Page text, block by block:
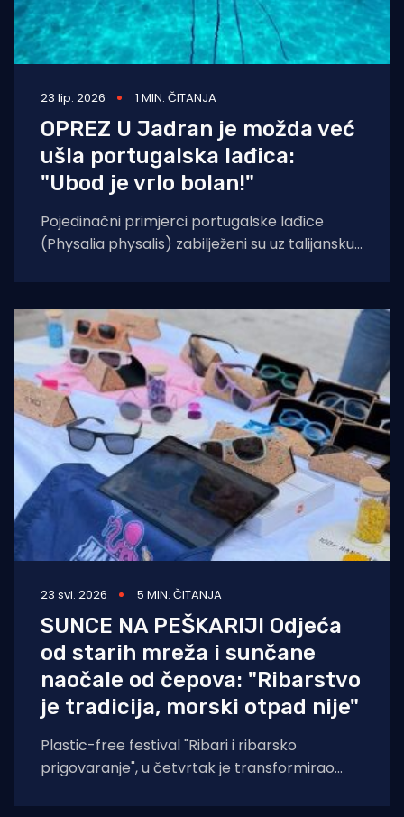
23 lip. 2026 1 MIN. ČITANJA
OPREZ U Jadran je možda već
ušla portugalska lađica:
"Ubod je vrlo bolan!"
Pojedinačni primjerci portugalske lađice
(Physalia physalis) zabilježeni su uz talijansku
23 svi. 2026 5 MIN. ČITANJA
SUNCE NA PEŠKARIJI Odjeća
od starih mreža i sunčane
naočale od čepova: "Ribarstvo
je tradicija, morski otpad nije"
Plastic-free festival "Ribari i ribarsko
prigovaranje", u četvrtak je transformirao